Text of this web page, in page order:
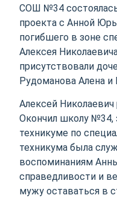
СОШ №34
проекта с Анной
погибшего в зоне
Алексея
присутствовали
Рудоманова Алена и
Алексей Николаевич
Окончил школу №34,
техникуме по
техникума была
воспоминаниям
справедливости и
мужу оставаться в